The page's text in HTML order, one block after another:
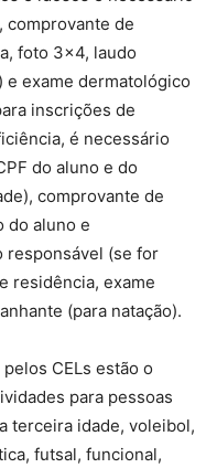
comprovante de
foto 3×4, laudo
exame dermatológico
inscrições de
é necessário
do aluno e do
comprovante de
do aluno e
responsável (se for
residência, exame
(para natação).
CELs estão o
para pessoas
terceira idade, voleibol,
futsal, funcional,